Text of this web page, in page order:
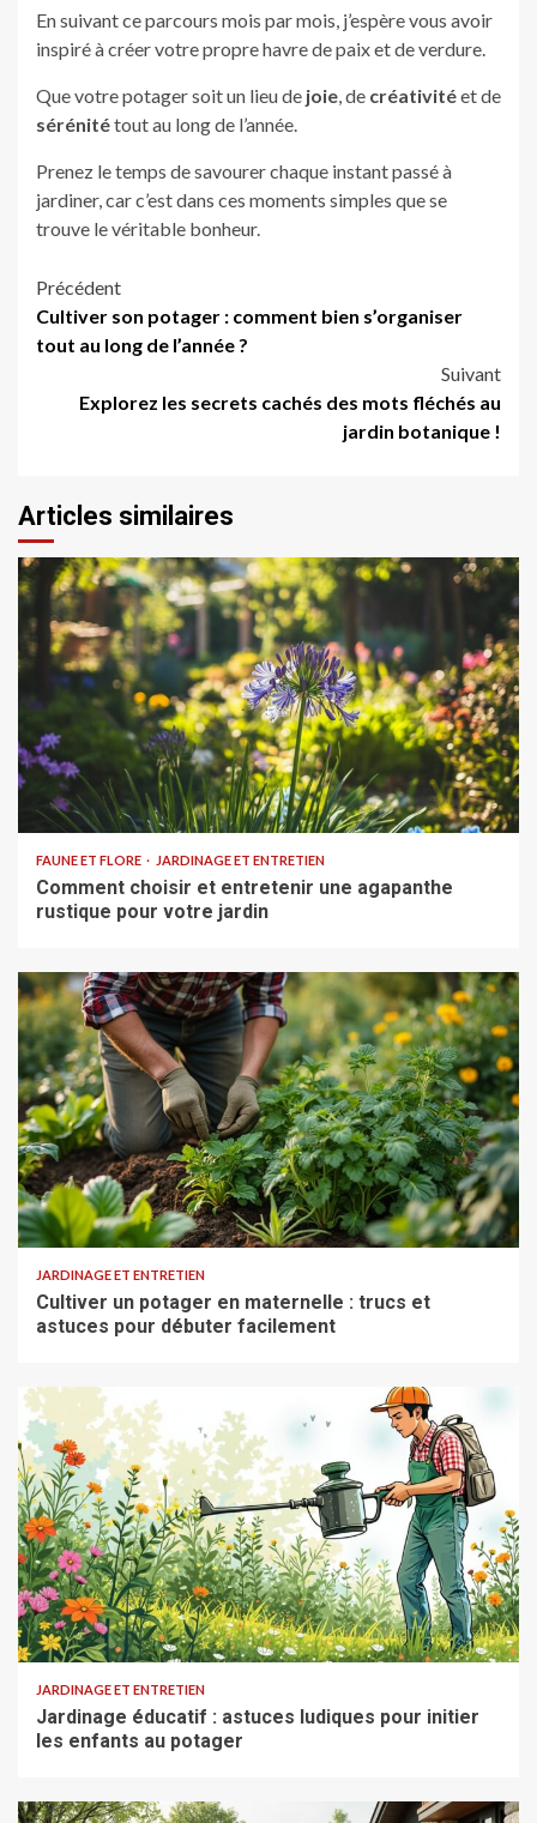
En suivant ce parcours mois par mois, j’espère vous avoir
inspiré à créer votre propre havre de paix et de verdure.
Que votre potager soit un lieu de joie , de créativitéet de
sérénitétout au long de l’année.
Prenez le temps de savourer chaque instant passé à
jardiner, car c’est dans ces moments simples que se
trouve le véritable bonheur.
Navigation
d’article
Précédent
Cultiver son potager : comment bien s’organiser
tout au long de l’année ?
Suivant
Explorez les secrets cachés des mots fléchés au
jardin botanique !
Articles similaires
FAUNE ET FLORE JARDINAGE ET ENTRETIEN
Comment choisir et entretenir une agapanthe
rustique pour votre jardin
JARDINAGE ET ENTRETIEN
Cultiver un potager en maternelle : trucs et
astuces pour débuter facilement
JARDINAGE ET ENTRETIEN
Jardinage éducatif : astuces ludiques pour initier
les enfants au potager